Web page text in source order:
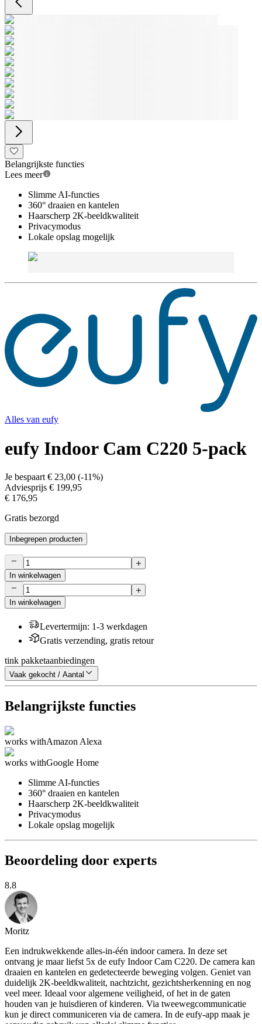
Belangrijkste functies
Lees meer
Slimme AI-functies
360° draaien en kantelen
Haarscherp 2K-beeldkwaliteit
Privacymodus
Lokale opslag mogelijk
Alles van eufy
eufy Indoor Cam C220 5-pack
Je bespaart € 23,00 (-11%)
Adviesprijs € 199,95
€ 176,95
Gratis bezorgd
Inbegrepen producten
In winkelwagen
In winkelwagen
Levertermijn: 1-3 werkdagen
Gratis verzending, gratis retour
tink pakketaanbiedingen
Vaak gekocht / Aantal
Belangrijkste functies
works withAmazon Alexa
works withGoogle Home
Slimme AI-functies
360° draaien en kantelen
Haarscherp 2K-beeldkwaliteit
Privacymodus
Lokale opslag mogelijk
Beoordeling door experts
8.8
Moritz
Een indrukwekkende alles-in-één indoor camera. In deze set
ontvang je maar liefst 5x de eufy Indoor Cam C220. De camera kan
draaien en kantelen en gedetecteerde beweging volgen. Geniet van
duidelijk 2K-beeldkwaliteit, nachtzicht, gezichtsherkenning en nog
veel meer. Ideaal voor algemene veiligheid, of het in de gaten
houden van je huisdieren of kinderen. Via tweewegcommunicatie
kun je direct communiceren via de camera. In de eufy-app maak je